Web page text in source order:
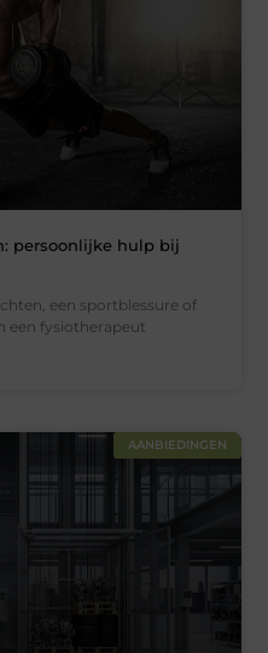
persoonlijke hulp bij
een sportblessure of
een fysiotherapeut
AANBIEDINGEN